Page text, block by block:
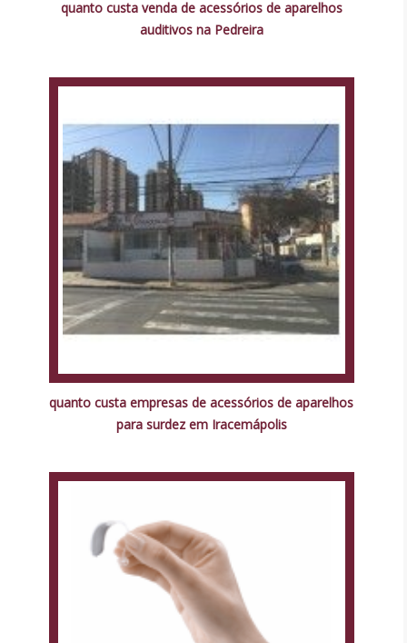
quanto custa venda de acessórios de aparelhos
auditivos na Pedreira
quanto custa empresas de acessórios de aparelhos
para surdez em Iracemápolis